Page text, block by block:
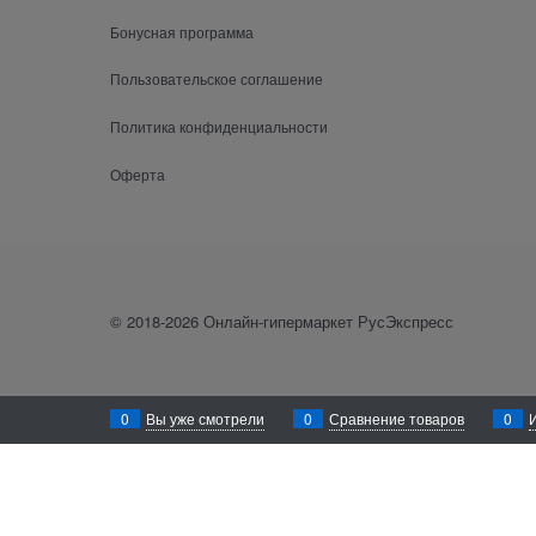
Бонусная программа
Пользовательское соглашение
Политика конфиденциальности
Оферта
© 2018-2026 Онлайн-гипермаркет РусЭкспресс
0 Вы уже смотрели 0 Сравнение товаров 0